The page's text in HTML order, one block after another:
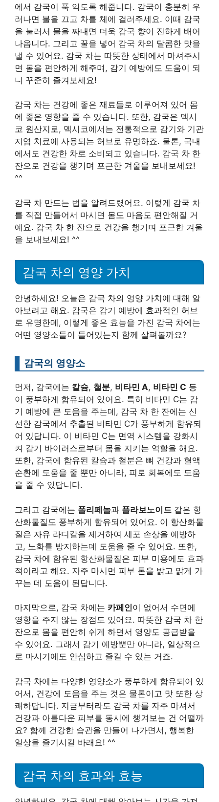
에서 감국이 푹 익도록 해줍니다. 감국이 충분히 우
러나면 불을 끄고 차를 체에 걸러주세요. 이때 감국
을 눌러서 물을 짜내면 더욱 감국 향이 진하게 배어
나옵니다. 그리고 꿀을 넣어 감국 차의 달콤한 맛을
낼 수 있어요. 감국 차는 따뜻한 상태에서 마셔주시
면 몸을 편안하게 해주며, 감기 예방에도 도움이 되
니 꾸준히 즐겨보세요!
감국 차는 건강에 좋은 재료들로 이루어져 있어 몸
에 좋은 영향을 줄 수 있습니다. 또한, 감국은 멕시
코 원산지로, 멕시코에서는 전통적으로 감기와 기관
지염 치료에 사용되는 허브로 유명하죠. 물론, 국내
에서도 건강한 차로 소비되고 있습니다. 감국 차 한
잔으로 건강을 챙기며 포근한 겨울을 보내보세요!
^^
감국 차 만드는 법을 알려드렸어요. 이렇게 감국 차
를 직접 만들어서 마시면 몸도 마음도 편안해질 거
예요. 감국 차 한 잔으로 건강을 챙기며 포근한 겨울
을 보내보세요! ^^
감국 차의 영양 가치
안녕하세요! 오늘은 감국 차의 영양 가치에 대해 알
아보려고 해요. 감국은 감기 예방에 효과적인 허브
로 유명한데, 이렇게 좋은 효능을 가진 감국 차에는
어떤 영양소들이 들어있는지 함께 살펴볼까요?
감국의 영양소
먼저, 감국에는 칼슘, 철분, 비타민 A, 비타민 C 등
이 풍부하게 함유되어 있어요. 특히 비타민 C는 감
기 예방에 큰 도움을 주는데, 감국 차 한 잔에는 신
선한 감국에서 추출된 비타민 C가 풍부하게 함유되
어 있답니다. 이 비타민 C는 면역 시스템을 강화시
켜 감기 바이러스로부터 몸을 지키는 역할을 해요.
또한, 감국에 함유된 칼슘과 철분은 뼈 건강과 혈액
순환에 도움을 줄 뿐만 아니라, 피로 회복에도 도움
을 줄 수 있답니다.
그리고 감국에는 폴리페놀과 플라보노이드 같은 항
산화물질도 풍부하게 함유되어 있어요. 이 항산화물
질은 자유 라디칼을 제거하여 세포 손상을 예방하
고, 노화를 방지하는데 도움을 줄 수 있어요. 또한,
감국 차에 함유된 항산화물질은 피부 미용에도 효과
적이라고 해요. 자주 마시면 피부 톤을 밝고 맑게 가
꾸는 데 도움이 된답니다.
마지막으로, 감국 차에는 카페인이 없어서 수면에
영향을 주지 않는 장점도 있어요. 따뜻한 감국 차 한
잔으로 몸을 편안히 쉬게 하면서 영양도 공급받을
수 있어요. 그래서 감기 예방뿐만 아니라, 일상적으
로 마시기에도 안심하고 즐길 수 있는 거죠.
감국 차에는 다양한 영양소가 풍부하게 함유되어 있
어서, 건강에 도움을 주는 것은 물론이고 맛 또한 상
쾌하답니다. 지금부터라도 감국 차를 자주 마셔서
건강과 아름다운 피부를 동시에 챙겨보는 건 어떨까
요? 함께 건강한 습관을 만들어 나가면서, 행복한
일상을 즐기시길 바래요! ^^
감국 차의 효과와 효능